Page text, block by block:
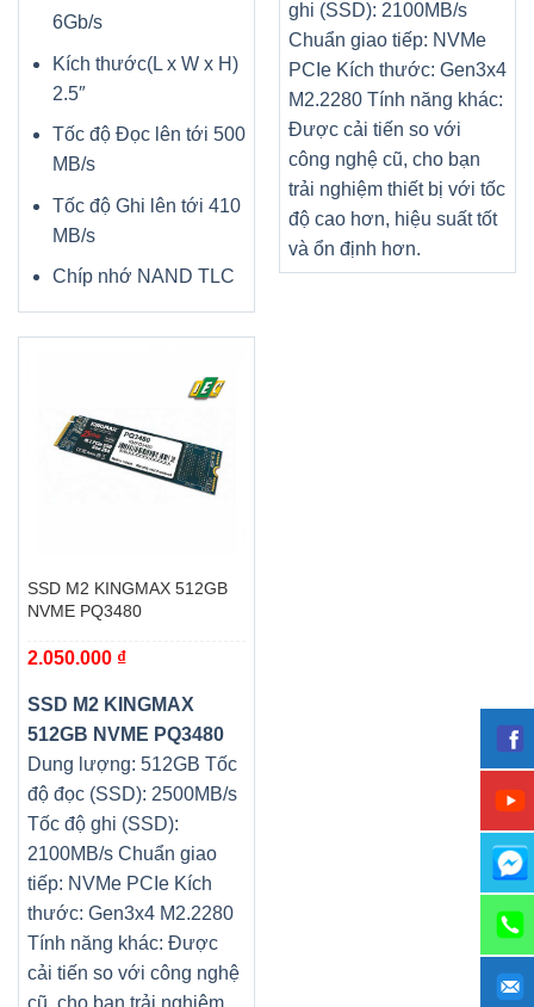
6Gb/s
Kích thước(L x W x H)
2.5″
Tốc độ Đọc lên tới 500
MB/s
Tốc độ Ghi lên tới 410
MB/s
Chíp nhớ NAND TLC
ghi (SSD): 2100MB/s
Chuẩn giao tiếp: NVMe
PCIe Kích thước: Gen3x4
M2.2280 Tính năng khác:
Được cải tiến so với
công nghệ cũ, cho bạn
trải nghiệm thiết bị với tốc
độ cao hơn, hiệu suất tốt
và ổn định hơn.
SSD M2 KINGMAX 512GB
NVME PQ3480
2.050.000 ₫
SSD M2 KINGMAX
512GB NVME PQ3480
Dung lượng: 512GB Tốc
độ đọc (SSD): 2500MB/s
Tốc độ ghi (SSD):
2100MB/s Chuẩn giao
tiếp: NVMe PCIe Kích
thước: Gen3x4 M2.2280
Tính năng khác: Được
cải tiến so với công nghệ
cũ, cho bạn trải nghiệm